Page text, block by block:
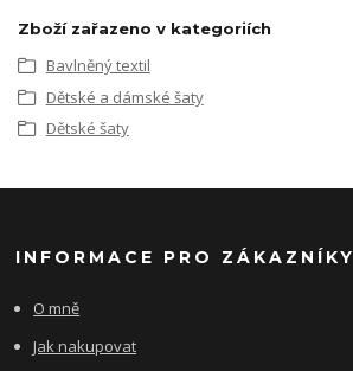
Zboží zařazeno v kategoriích
Bavlněný textil
Dětské a dámské šaty
Dětské šaty
INFORMACE PRO ZÁKAZNÍKY
O mně
Jak nakupovat